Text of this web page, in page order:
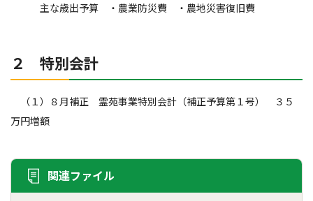
主な歳出予算 ・農業防災費 ・農地災害復旧費
２ 特別会計
（１）８月補正 霊苑事業特別会計（補正予算第１号） ３５
万円増額
関連ファイル